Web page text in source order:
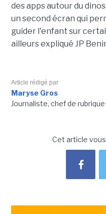
des apps autour du
un second écran qui
guider l'enfant sur
ailleurs expliqué JP
Article rédigé par
Maryse Gros
Journaliste, chef de
Cet article vous